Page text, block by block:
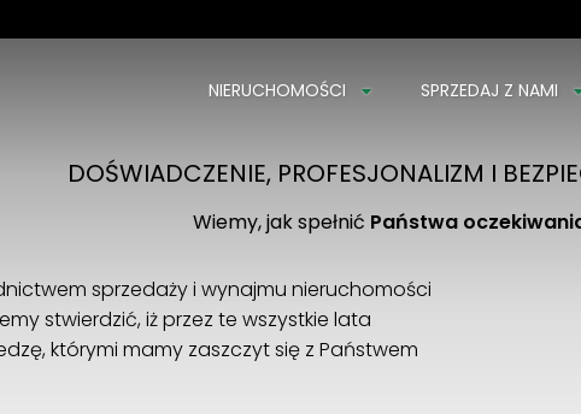
NIERUCHOMOŚCI SPRZEDAJ Z NAMI
Łączymy LUDZI i NIERUCHOMOŚCI od
DOŚWIADCZENIE, PROFESJONALIZM I
Wiemy, jak spełnić Państwa
sprzedaży i wynajmu nieruchomości
stwierdzić, iż przez te wszystkie lata
którymi mamy zaszczyt się z Państwem